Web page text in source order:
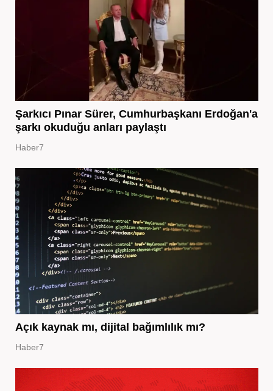
Şarkıcı Pınar Sürer, Cumhurbaşkanı Erdoğan'a
şarkı okuduğu anları paylaştı
Haber7
Açık kaynak mı, dijital bağımlılık mı?
Haber7